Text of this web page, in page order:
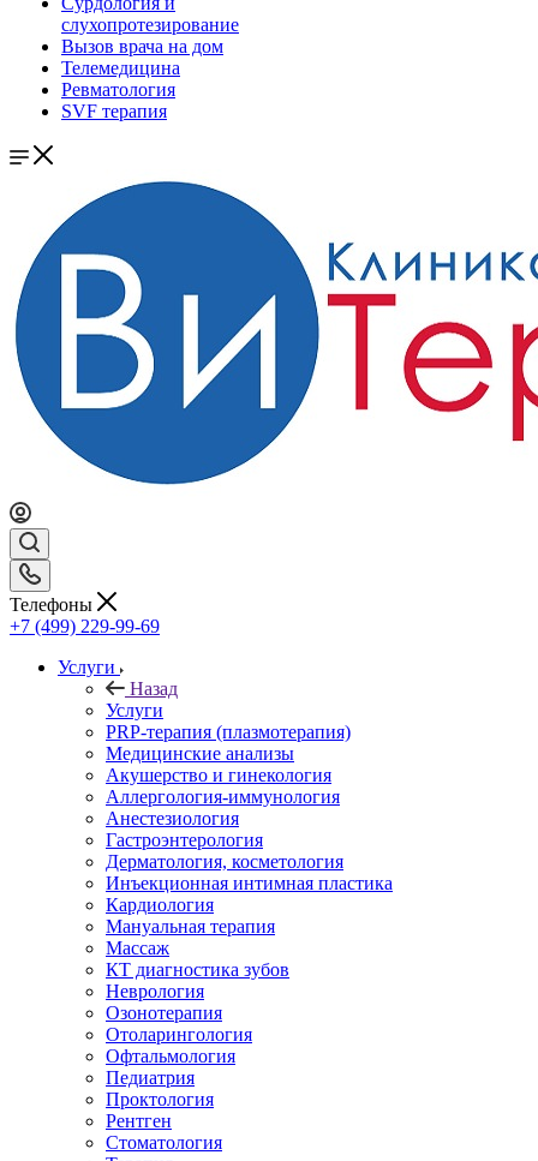
слухопротезирование
Вызов врача на дом
Телемедицина
Ревматология
SVF терапия
Телефоны
+7 (499) 229-99-69
Услуги
Назад
Услуги
PRP-терапия (плазмотерапия)
Медицинские анализы
Акушерство и гинекология
Аллергология-иммунология
Анестезиология
Гастроэнтерология
Дерматология, косметология
Инъекционная интимная пластика
Кардиология
Мануальная терапия
Массаж
КТ диагностика зубов
Неврология
Озонотерапия
Отоларингология
Офтальмология
Педиатрия
Проктология
Рентген
Стоматология